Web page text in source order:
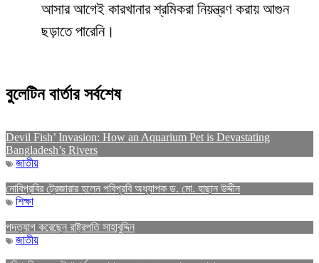
আসার আগেই কারখানার শ্রমিকরা নিয়ন্ত্রণ করায় আগুন
ছড়াতে পারেনি।
বুলেটিন বার্তার সর্বশেষ
Devil Fish’ Invasion: How an Aquarium Pet is Devastating
Bangladesh’s Rivers
জাতীয়
নোবিপ্রবির ট্রেজারার হলেন পবিপ্রবি অধ্যাপক ড. মো. হাছান উদ্দীন
শিক্ষা
পদত্যাগ করেছেন রাষ্ট্রপতি সাহাবুদ্দিন
জাতীয়